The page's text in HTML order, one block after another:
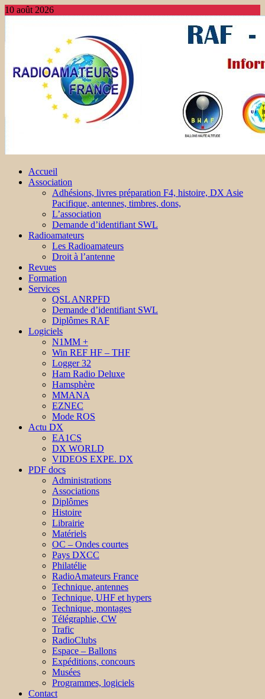
10 août 2026
Accueil
Association
Adhésions, livres préparation F4, histoire, DX Asie
Pacifique, antennes, timbres, dons,
L’association
Demande d’identifiant SWL
Radioamateurs
Les Radioamateurs
Droit à l’antenne
Revues
Formation
Services
QSL ANRPFD
Demande d’identifiant SWL
Diplômes RAF
Logiciels
N1MM +
Win REF HF – THF
Logger 32
Ham Radio Deluxe
Hamsphère
MMANA
EZNEC
Mode ROS
Actu DX
EA1CS
DX WORLD
VIDEOS EXPE. DX
PDF docs
Administrations
Associations
Diplômes
Histoire
Librairie
Matériels
OC – Ondes courtes
Pays DXCC
Philatélie
RadioAmateurs France
Technique, antennes
Technique, UHF et hypers
Technique, montages
Télégraphie, CW
Trafic
RadioClubs
Espace – Ballons
Expéditions, concours
Musées
Programmes, logiciels
Contact